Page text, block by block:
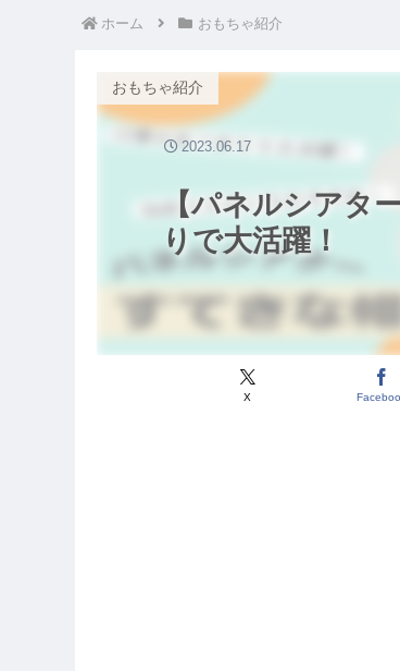
ホーム おもちゃ紹介
【パネルシアタ
りで大活躍！
おもちゃ紹介
X
2023.06.17